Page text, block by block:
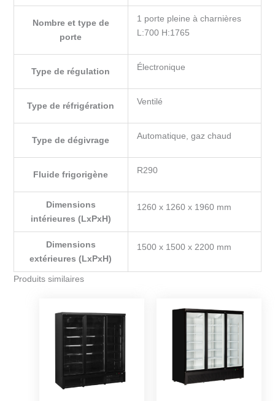
Nombre et type de
porte
1 porte pleine à charnières
L:700 H:1765
Type de régulation Électronique
Type de réfrigération Ventilé
Type de dégivrage Automatique, gaz chaud
Fluide frigorigène R290
Dimensions
intérieures (LxPxH)
1260 x 1260 x 1960 mm
Dimensions
extérieures (LxPxH)
1500 x 1500 x 2200 mm
Produits similaires